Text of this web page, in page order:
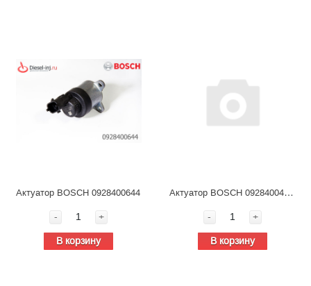
Актуатор BOSCH 0928400644
-
+
В корзину
Актуатор BOSCH 0928400473 / Cummins 4088518
-
+
В корзину